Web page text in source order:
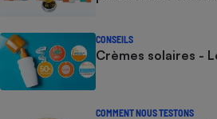
CONSEILS
Crèmes solaires -
COMMENT NOUS TESTONS